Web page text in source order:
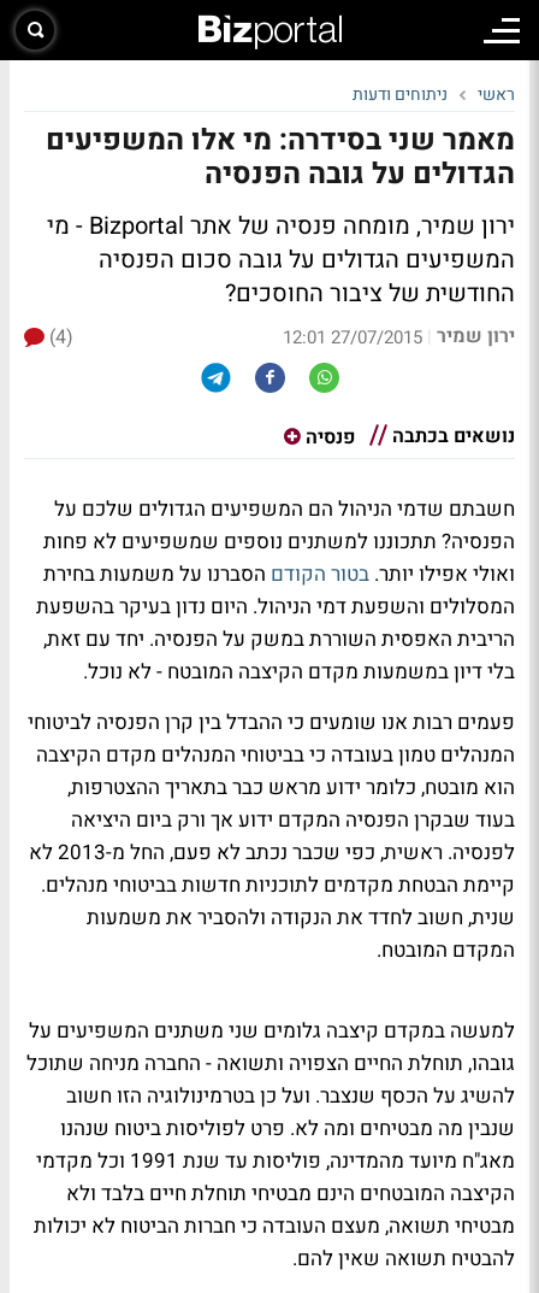
ראשי ניתוחים ודעות
מאמר שני בסידרה: מי אלו המשפיעים
הגדולים על גובה הפנסיה
ירון שמיר, מומחה פנסיה של אתר Bizportal - מי
המשפיעים הגדולים על גובה סכום הפנסיה
החודשית של ציבור החוסכים?
ירון שמיר |
27/07/2015 12:01
(4)
נושאים בכתבה פנסיה
חשבתם שדמי הניהול הם המשפיעים הגדולים שלכם על
הפנסיה? תתכוננו למשתנים נוספים שמשפיעים לא פחות
ואולי אפילו יותר. בטור הקודם הסברנו על משמעות בחירת
המסלולים והשפעת דמי הניהול. היום נדון בעיקר בהשפעת
הריבית האפסית השוררת במשק על הפנסיה. יחד עם זאת,
בלי דיון במשמעות מקדם הקיצבה המובטח - לא נוכל.
פעמים רבות אנו שומעים כי ההבדל בין קרן הפנסיה לביטוחי
המנהלים טמון בעובדה כי בביטוחי המנהלים מקדם הקיצבה
הוא מובטח, כלומר ידוע מראש כבר בתאריך ההצטרפות,
בעוד שבקרן הפנסיה המקדם ידוע אך ורק ביום היציאה
לפנסיה. ראשית, כפי שכבר נכתב לא פעם, החל מ-2013 לא
קיימת הבטחת מקדמים לתוכניות חדשות בביטוחי מנהלים.
שנית, חשוב לחדד את הנקודה ולהסביר את משמעות
המקדם המובטח.
למעשה במקדם קיצבה גלומים שני משתנים המשפיעים על
גובהו, תוחלת החיים הצפויה ותשואה - החברה מניחה שתוכל
להשיג על הכסף שנצבר. ועל כן בטרמינולוגיה הזו חשוב
שנבין מה מבטיחים ומה לא. פרט לפוליסות ביטוח שנהנו
מאג"ח מיועד מהמדינה, פוליסות עד שנת 1991 וכל מקדמי
הקיצבה המובטחים הינם מבטיחי תוחלת חיים בלבד ולא
מבטיחי תשואה, מעצם העובדה כי חברות הביטוח לא יכולות
להבטיח תשואה שאין להם.